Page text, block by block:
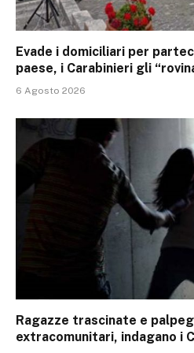
Evade i domiciliari per
paese, i Carabinieri gli
6 Agosto 2026
Ragazze trascinate e
extracomunitari, indagano i